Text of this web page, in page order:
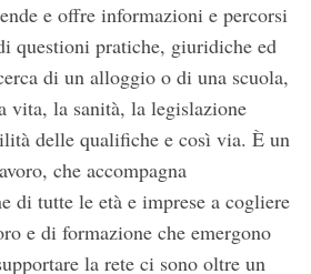
e offre informazioni e percorsi
questioni pratiche, giuridiche ed
di un alloggio o di una scuola,
vita, la sanità, la legislazione
delle qualifiche e così via. È un
che accompagna
di tutte le età e imprese a cogliere
e di formazione che emergono
la rete ci sono oltre un